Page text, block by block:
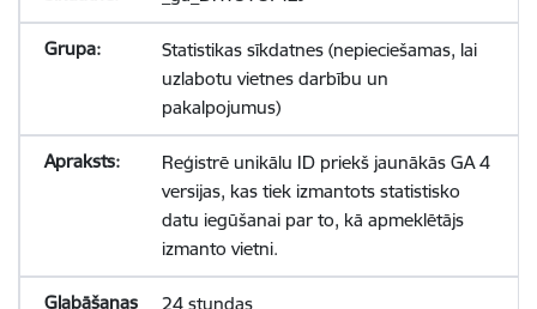
Statistikas sīkdatnes (nepieciešamas, lai
uzlabotu vietnes darbību un
pakalpojumus)
Reģistrē unikālu ID priekš jaunākās GA 4
versijas, kas tiek izmantots statistisko
datu iegūšanai par to, kā apmeklētājs
izmanto vietni.
24 stundas